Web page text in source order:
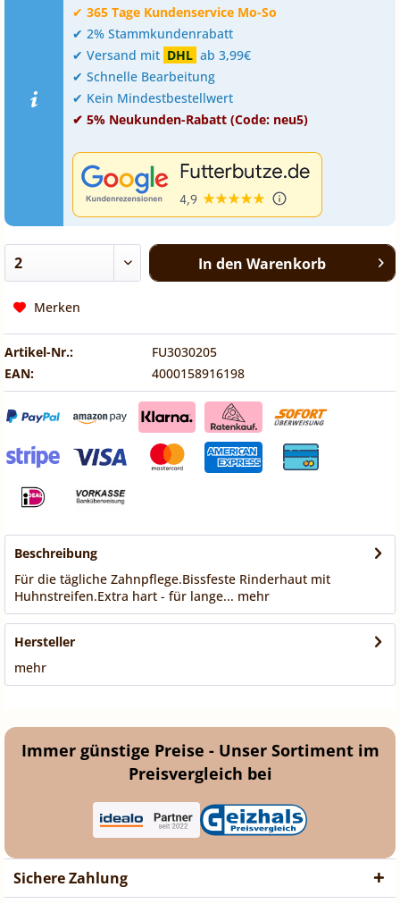
✔ 365 Tage Kundenservice Mo-So
✔ 2% Stammkundenrabatt
✔ Versand mit DHL ab 3,99€
✔ Schnelle Bearbeitung
✔ Kein Mindestbestellwert
✔ 5% Neukunden-Rabatt (Code: neu5)
In den Warenkorb
Merken
Artikel-Nr.:
FU3030205
EAN:
4000158916198
Beschreibung
Für die tägliche Zahnpflege.Bissfeste Rinderhaut mit
Huhnstreifen.Extra hart - für lange... mehr
Hersteller
mehr
Immer günstige Preise - Unser Sortiment im
Preisvergleich bei
Sichere Zahlung